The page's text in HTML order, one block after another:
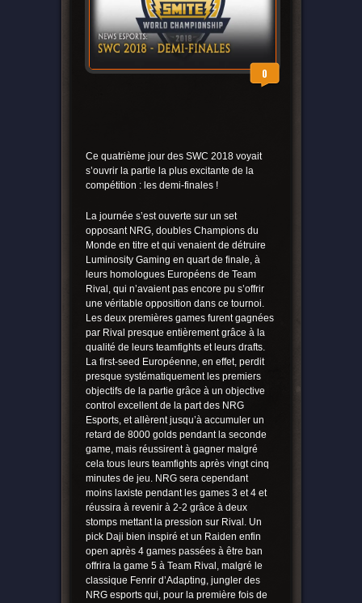
0
Ce quatrième jour des SWC 2018 voyait
s’ouvrir la partie la plus excitante de la
compétition : les demi-finales !
La journée s’est ouverte sur un set
opposant NRG, doubles Champions du
Monde en titre et qui venaient de détruire
Luminosity Gaming en quart de finale, à
leurs homologues Européens de Team
Rival, qui n’avaient pas encore pu s’offrir
une véritable opposition dans ce tournoi.
Les deux premières games furent gagnées
par Rival presque entièrement grâce à la
qualité de leurs teamfights et leurs drafts.
La first-seed Européenne, en effet, perdit
presque systématiquement les premiers
objectifs de la partie grâce à un objective
control excellent de la part des NRG
Esports, et allèrent jusqu’à accumuler un
retard de 8000 golds pendant la seconde
game, mais réussirent à gagner malgré
cela tous leurs teamfights après vingt cinq
minutes de jeu. NRG sera cependant
moins laxiste pendant les games 3 et 4 et
réussira à revenir à 2-2 grâce à deux
stomps mettant la pression sur Rival. Un
pick Daji bien inspiré et un Raiden enfin
open après 4 games passées à être ban
offrira la game 5 à Team Rival, malgré le
classique Fenrir d’Adapting, jungler des
NRG esports qui, pour la première fois de